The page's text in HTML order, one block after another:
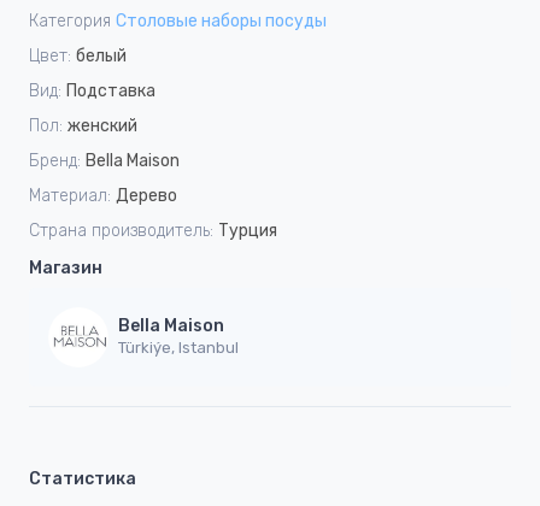
Категория Столовые наборы посуды
Цвет: белый
Вид: Подставка
Пол: женский
Бренд: Bella Maison
Материал: Дерево
Страна производитель: Турция
Магазин
Bella Maison
Türkiýe, Istanbul
Статистика